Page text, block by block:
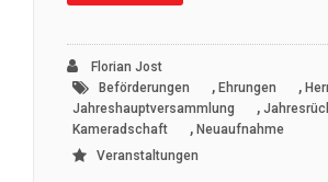
Florian Jost
Beförderungen
, Ehrungen ,
Jahreshauptversammlung ,
Kameradschaft , Neuaufnahme
Veranstaltungen